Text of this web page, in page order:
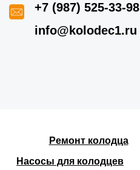
+7 (987) 525-33-98
info@kolodec1.ru
Ремонт колодца
Насосы для колодцев